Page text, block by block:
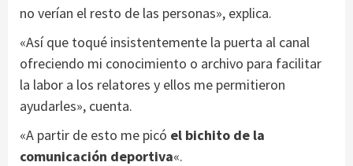
no verían el resto de las personas», explica.
«Así que toqué insistentemente la puerta al canal
ofreciendo mi conocimiento o archivo para facilitar
la labor a los relatores y ellos me permitieron
ayudarles», cuenta.
«A partir de esto me picó el bichito de la
comunicación deportiva«.